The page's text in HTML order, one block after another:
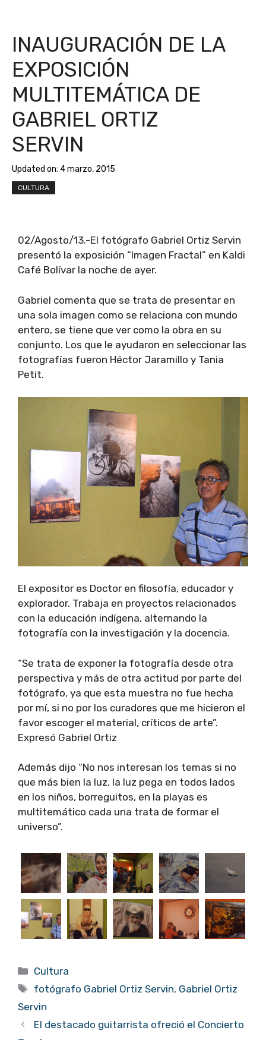
INAUGURACIÓN DE LA
EXPOSICIÓN
MULTITEMÁTICA DE
GABRIEL ORTIZ
SERVIN
Updated on: 4 marzo, 2015
CULTURA
02/Agosto/13.-El fotógrafo Gabriel Ortiz Servin
presentó la exposición “Imagen Fractal” en Kaldi
Café Bolívar la noche de ayer.
Gabriel comenta que se trata de presentar en
una sola imagen como se relaciona con mundo
entero, se tiene que ver como la obra en su
conjunto. Los que le ayudaron en seleccionar las
fotografías fueron Héctor Jaramillo y Tania
Petit.
El expositor es Doctor en filosofía, educador y
explorador. Trabaja en proyectos relacionados
con la educación indígena, alternando la
fotografía con la investigación y la docencia.
“Se trata de exponer la fotografía desde otra
perspectiva y más de otra actitud por parte del
fotógrafo, ya que esta muestra no fue hecha
por mí, si no por los curadores que me hicieron el
favor escoger el material, críticos de arte”.
Expresó Gabriel Ortiz
Además dijo “No nos interesan los temas si no
que más bien la luz, la luz pega en todos lados
en los niños, borreguitos, en la playas es
multitemático cada una trata de formar el
universo”.
Categorías
Cultura
Etiquetas
fotógrafo Gabriel Ortiz Servin, Gabriel Ortiz
Servin
El destacado guitarrista ofreció el Concierto